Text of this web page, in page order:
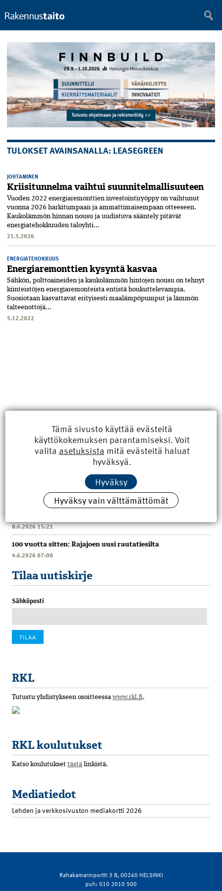
TULOKSET AVAINSANALLA: LEASEGREEN
JOHTAMINEN
Kriisitunnelma vaihtui suunnitelmallisuuteen
Vuoden 2022 energiaremonttien investointiryöppy on vaihtunut
vuonna 2026 harkitumpaan ja ammattimaisempaan otteeseen.
Kaukolämmön hinnan nousu ja uudistuva sääntely pitävät
energiatehokkuuden taloyhti...
21.5.2026
ENERGIATEHOKKUUS
Energia­remonttien kysyntä kasvaa
Sähkön, polttoaineiden ja kaukolämmön hintojen nousu on tehnyt
kiinteistöjen energia­remonteista entistä houkuttelevampia.
Suosiotaan kasvattavat erityisesti maa­lämpö­pumput ja lämmön
talteen­otto­jä...
5.12.2022
Uusimmat
8.6.2026 15:21
100 vuotta sitten: Rajajoen uusi rautatiesilta
4.6.2026 07:00
Tilaa uutiskirje
Sähköposti
RKL
Tutustu yhdistykseen osoitteessa www.rkl.fi.
RKL koulutukset
Katso koulutukset tästä linkistä.
Mediatiedot
Lehden ja verkkosivuston mediakortti 2026
Rahakamarinportti 3 B, 00240 HELSINKI
puh: 010 2010 500
Tämä sivusto käyttää evästeitä
käyttökokemuksen parantamiseksi. Voit
valita asetuksista mitä evästeitä haluat
hyväksyä.
Hyväksy
Hyväksy vain välttämättömät